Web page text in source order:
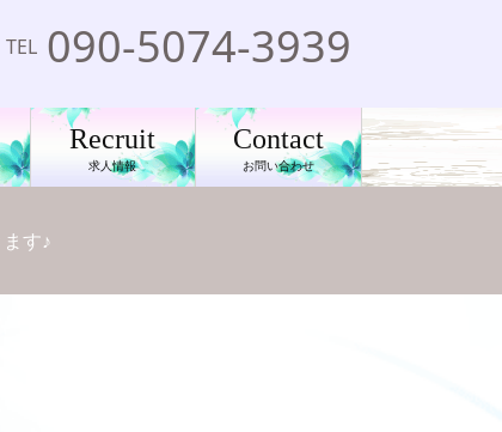
TEL 090-5074-3939
Recruit
求人情報
Contact
お問い合わせ
す♪